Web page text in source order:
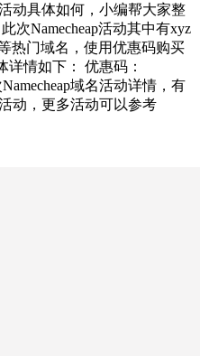
动具体如何，小编帮大家整
次Namecheap活动其中有xyz
热门域名，使用优惠码购买
详情如下： 优惠码：
域名活动详情，有
动，更多活动可以参考